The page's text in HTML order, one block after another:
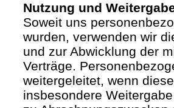
Nutzung und
Soweit uns
wurden, verwenden wir
und zur Abwicklung der
Verträge.
weitergeleitet, wenn
insbesondere